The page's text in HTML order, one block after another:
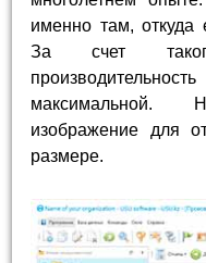
именно там, откуда
За счет
максимальной.
изображение для
размере.